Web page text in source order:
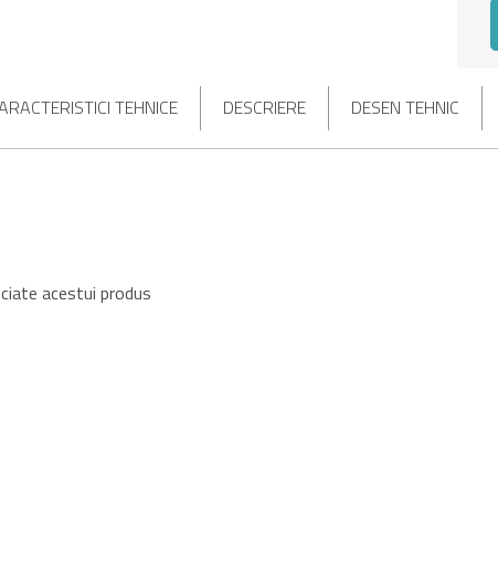
TEHNICE DESCRIERE DESEN TEHNIC
acestui produs